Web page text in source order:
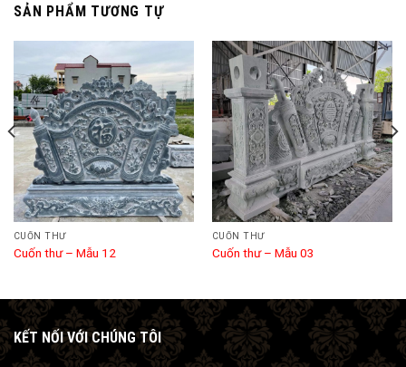
SẢN PHẨM TƯƠNG TỰ
CUỐN THƯ
Cuốn thư – Mẫu 12
CUỐN THƯ
Cuốn thư – Mẫu 03
KẾT NỐI VỚI CHÚNG TÔI